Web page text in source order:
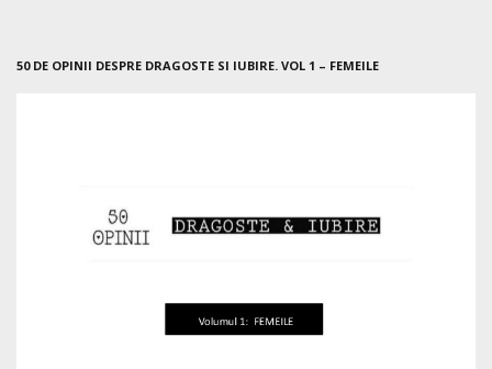
50 DE OPINII DESPRE DRAGOSTE SI IUBIRE. VOL 1 – FEMEILE